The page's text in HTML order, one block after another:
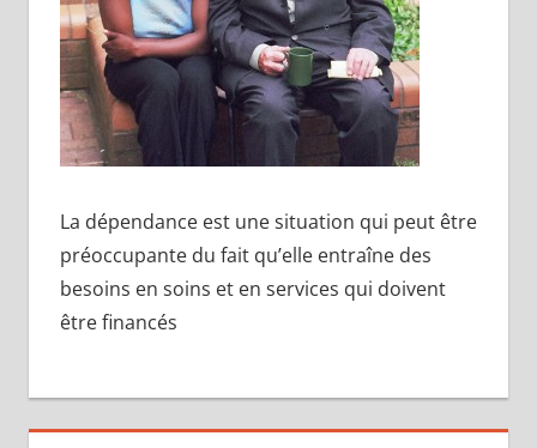
La dépendance est une situation qui peut être
préoccupante du fait qu’elle entraîne des
besoins en soins et en services qui doivent
être financés